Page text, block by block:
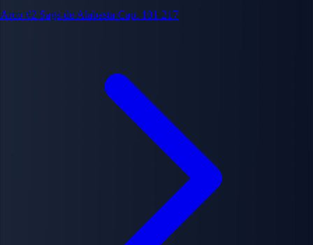
Arco #2 Saga de Alabasta Cap. 101-217